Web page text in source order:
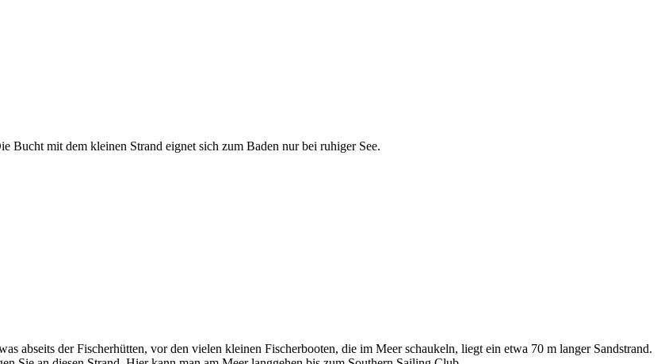
mit dem kleinen Strand eignet sich zum Baden nur bei ruhiger See.
abseits der Fischerhütten, vor den vielen kleinen Fischerbooten, die im Meer schaukeln, liegt ein etwa 70 m langer Sandstrand.